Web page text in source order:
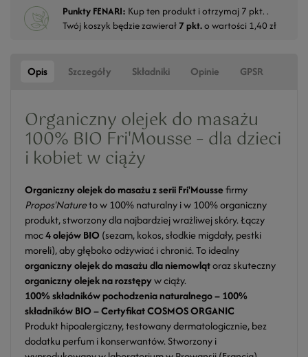
Punkty FENARI: Kup ten produkt i otrzymaj 7 pkt. .
Twój koszyk będzie zawierał7 pkt.o wartości 1,40 zł
Opis Szczegóły Składniki Opinie GPSR
Organiczny olejek do masażu
100% BIO Fri'Mousse – dla dzieci
i kobiet w ciąży
Organiczny olejek do masażu z serii Fri'Moussefirmy
Propos'Natureto w 100% naturalny i w 100% organiczny
produkt, stworzony dla najbardziej wrażliwej skóry. Łączy
moc4 olejów BIO (sezam, kokos, słodkie migdały, pestki
moreli), aby głęboko odżywiać i chronić. To idealny
organiczny olejek do masażu dla niemowlątoraz skuteczny
organiczny olejek na rozstępyw ciąży.
100% składników pochodzenia naturalnego – 100%
składników BIO – Certyfikat COSMOS ORGANIC
Produkt hipoalergiczny, testowany dermatologicznie, bez
dodatku perfum i konserwantów. Stworzony i